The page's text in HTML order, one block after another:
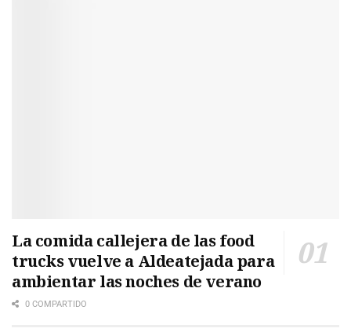
La comida callejera de las food
trucks vuelve a Aldeatejada para
ambientar las noches de verano
0 COMPARTIDO